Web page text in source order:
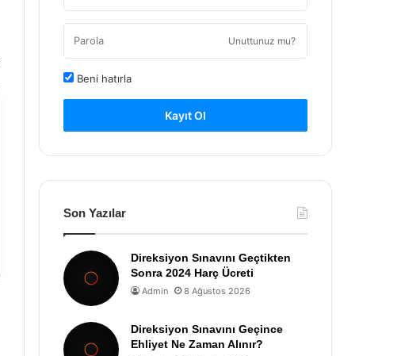
Unuttunuz mu?
Beni hatırla
Kayıt Ol
Son Yazılar
Direksiyon Sınavını Geçtikten
Sonra 2024 Harç Ücreti
Admin 8 Ağustos 2026
Direksiyon Sınavını Geçince
Ehliyet Ne Zaman Alınır?